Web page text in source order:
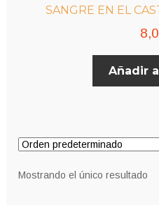
SANGRE EN EL
Añadir
Mostrando el único resultado